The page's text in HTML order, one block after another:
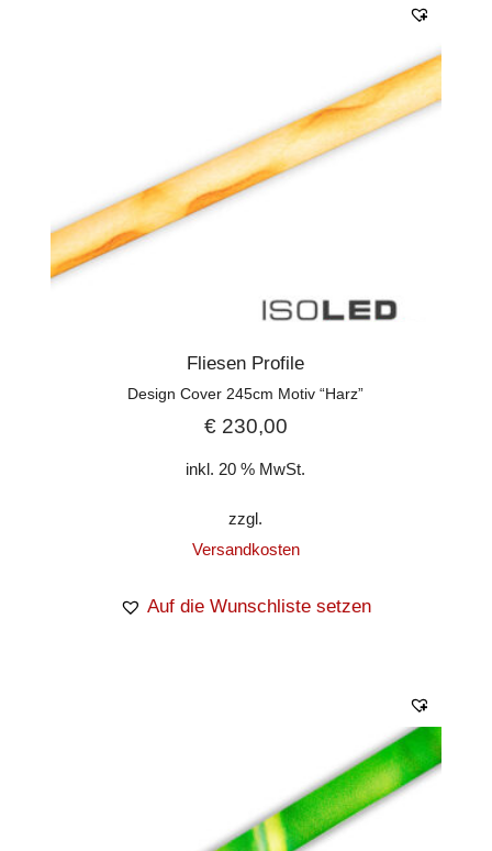
Fliesen Profile
Design Cover 245cm Motiv “Harz”
€230,00
inkl. 20 % MwSt.
zzgl.
Versandkosten
Auf die Wunschliste setzen